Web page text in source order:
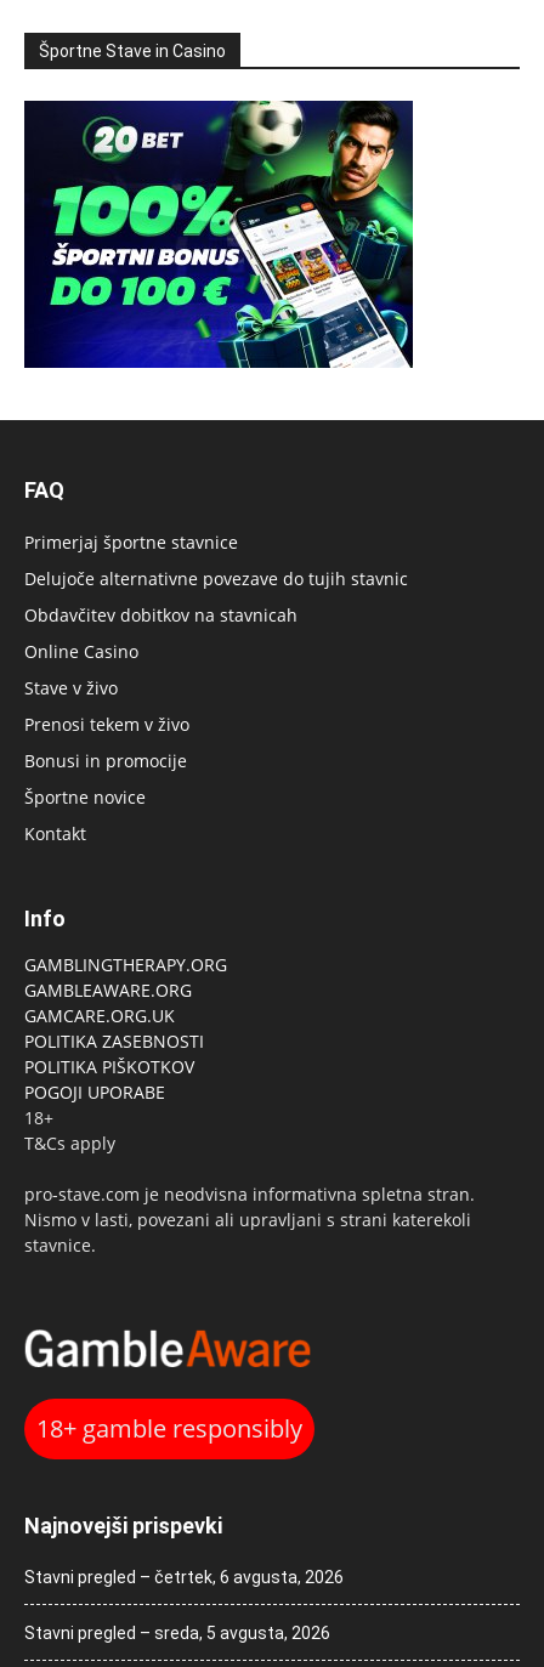
Športne Stave in Casino
FAQ
Primerjaj športne stavnice
Delujoče alternativne povezave do tujih stavnic
Obdavčitev dobitkov na stavnicah
Online Casino
Stave v živo
Prenosi tekem v živo
Bonusi in promocije
Športne novice
Kontakt
Info
GAMBLINGTHERAPY.ORG
GAMBLEAWARE.ORG
GAMCARE.ORG.UK
POLITIKA ZASEBNOSTI
POLITIKA PIŠKOTKOV
POGOJI UPORABE
18+
T&Cs apply
pro-stave.com je neodvisna informativna spletna stran.
Nismo v lasti, povezani ali upravljani s strani katerekoli
stavnice.
18+ gamble responsibly
Najnovejši prispevki
Stavni pregled – četrtek, 6 avgusta, 2026
Stavni pregled – sreda, 5 avgusta, 2026